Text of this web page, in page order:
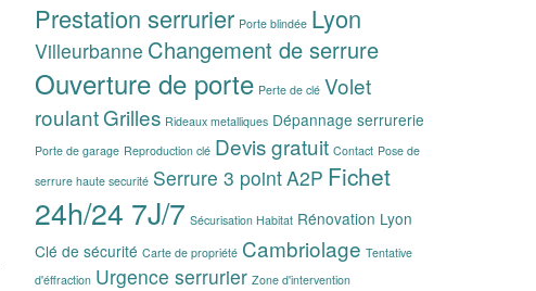
Prestation serrurier Porte blindée Lyon
Villeurbanne Changement de serrure
Ouverture de porte Perte de clé Volet
roulantGrilles Rideaux metalliques Dépannage serrurerie
Porte de garage Reproduction clé Devis gratuit Contact Pose de
serrure haute securité Serrure 3 pointA2P Fichet
24h/24 7J/7 Sécurisation Habitat Rénovation Lyon
Clé de sécurité Carte de propriété Cambriolage Tentative
d'éffraction Urgence serrurier Zone d'intervention